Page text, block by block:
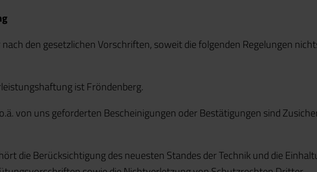
den gesetzlichen Vorschriften, soweit die folgenden Regelungen
ist Fröndenberg.
von uns geforderten Bescheinigungen oder Bestätigungen sind
die Berücksichtigung des neuesten Standes der Technik und die